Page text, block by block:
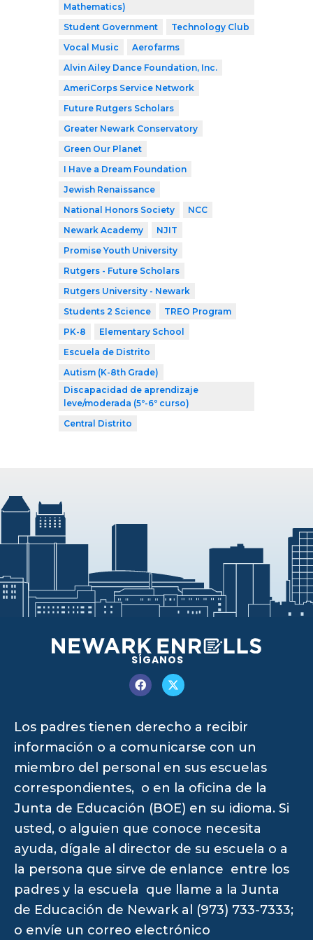
Mathematics)
Student Government
Technology Club
Vocal Music
Aerofarms
Alvin Ailey Dance Foundation, Inc.
AmeriCorps Service Network
Future Rutgers Scholars
Greater Newark Conservatory
Green Our Planet
I Have a Dream Foundation
Jewish Renaissance
National Honors Society
NCC
Newark Academy
NJIT
Promise Youth University
Rutgers - Future Scholars
Rutgers University - Newark
Students 2 Science
TREO Program
PK-8
Elementary School
Escuela de Distrito
Autism (K-8th Grade)
Discapacidad de aprendizaje
leve/moderada (5º-6º curso)
Central Distrito
SÍGANOS
Los padres tienen derecho a recibir
información o a comunicarse con un
miembro del personal en sus escuelas
correspondientes, o en la oficina de la
Junta de Educación (BOE) en su idioma. Si
usted, o alguien que conoce necesita
ayuda, dígale al director de su escuela o a
la persona que sirve de enlance entre los
padres y la escuela que llame a la Junta
de Educación de Newark al (973) 733-7333;
o envíe un correo electrónico